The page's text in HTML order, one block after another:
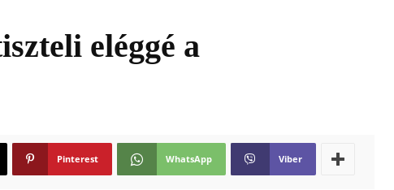
eléggé a
Pinterest WhatsApp Viber